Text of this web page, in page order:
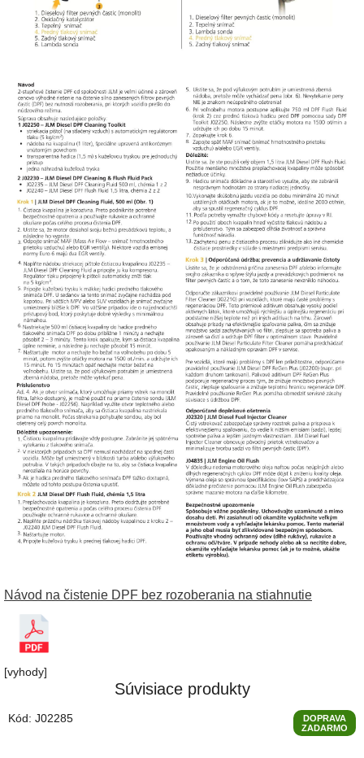
Návod na čistenie DPF bez rozoberania na stiahnutie
[vyhody]
Súvisiace produkty
DOPRAVA
ZADARMO
Kód: J02285